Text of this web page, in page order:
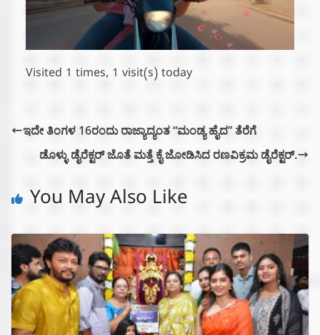
Visited 1 times, 1 visit(s) today
ಇದೇ ತಿಂಗಳ 16ರಂದು ರಾಜ್ಯಾದ್ಯಂತ “ಮಂಡ್ಯ ಹೈದ” ತೆರೆಗೆ
ಡೊಳ್ಳು ಡೈರೆಕ್ಟರ್ ಜೊತೆ ಮತ್ತೆ ಕೈ ಜೋಡಿಸಿದ ರಣವಿಕ್ರಮ ಡೈರೆಕ್ಟರ್.
You May Also Like